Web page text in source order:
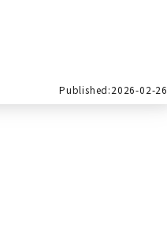
Published:2026-02-26